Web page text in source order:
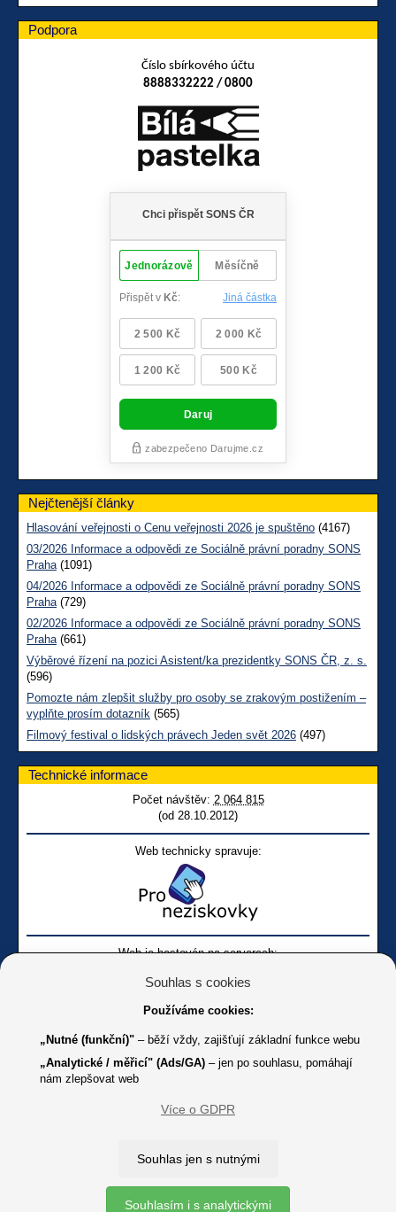
Podpora
Číslo sbírkového účtu
8888332222 / 0800
Nejčtenější články
Hlasování veřejnosti o Cenu veřejnosti 2026 je spuštěno (4167)
03/2026 Informace a odpovědi ze Sociálně právní poradny SONS
Praha(1091)
04/2026 Informace a odpovědi ze Sociálně právní poradny SONS
Praha(729)
02/2026 Informace a odpovědi ze Sociálně právní poradny SONS
Praha(661)
Výběrové řízení na pozici Asistent/ka prezidentky SONS ČR, z. s.
(596)
Pomozte nám zlepšit služby pro osoby se zrakovým postižením –
vyplňte prosím dotazník (565)
Filmový festival o lidských právech Jeden svět 2026 (497)
Technické informace
Počet návštěv: 2 064 815
(od 28.10.2012)
Web technicky spravuje:
Web je hostován na serverech:
Online
Youtube SONS
K jakémukoliv užití textů a obrázků uvedených na tomto serveru je
Copyright © 2012 - 2026 SONS ČR, z. s.
Souhlas s cookies
Používáme cookies:
„Nutné (funkční)" – běží vždy, zajišťují základní funkce webu
„Analytické / měřicí" (Ads/GA) – jen po souhlasu, pomáhají
nám zlepšovat web
Více o GDPR
Souhlas jen s nutnými
Souhlasím i s analytickými